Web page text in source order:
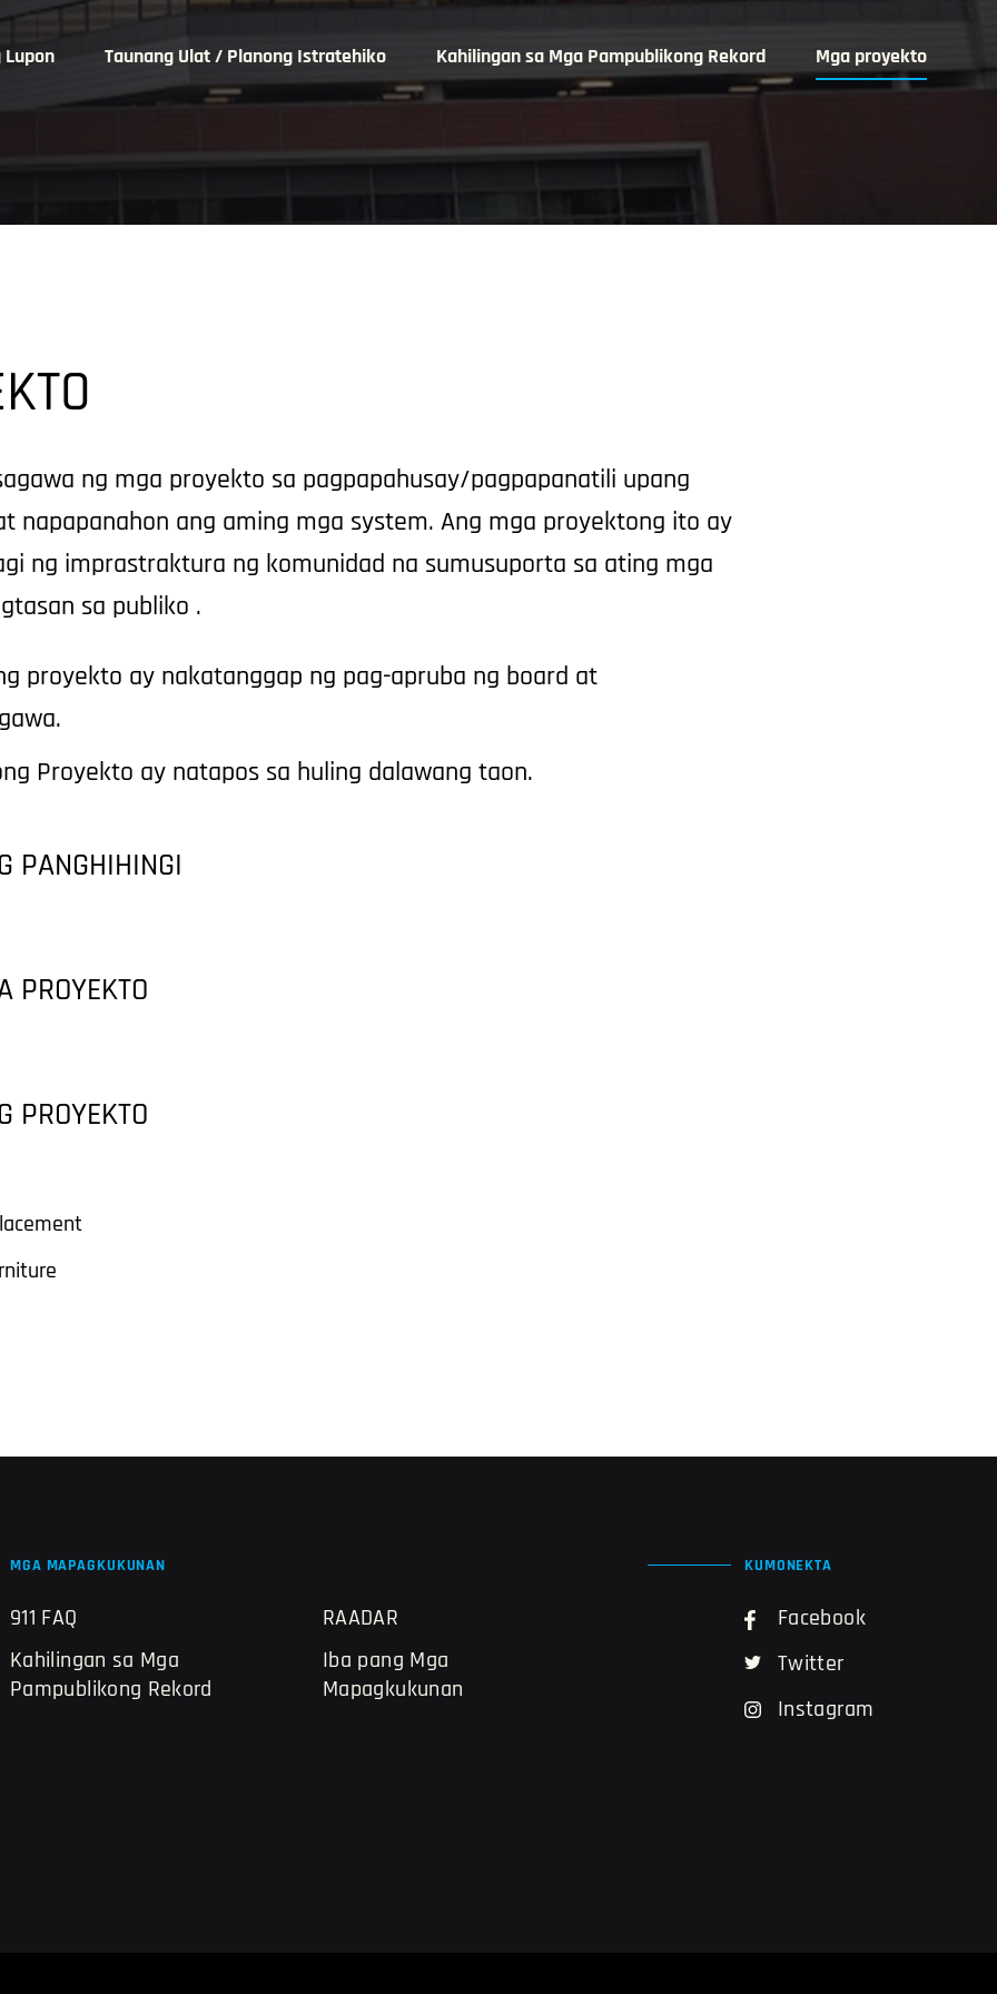
Lupon Taunang Ulat / Planong Istratehiko Kahilingan sa Mga Pampublikong Rekord Mga proyekto
ng mga proyekto sa pagpapahusay/pagpapanatili upang
napapanahon ang aming mga system. Ang mga proyektong ito ay
ng imprastraktura ng komunidad na sumusuporta sa ating mga
sa publiko .
proyekto ay nakatanggap ng pag-apruba ng board at
Proyekto ay natapos sa huling dalawang taon.
PANGHIHINGI
PROYEKTO
PROYEKTO
MGA MAPAGKUKUNAN
911 FAQ
Kahilingan sa Mga
Pampublikong Rekord
RAADAR
Iba pang Mga
Mapagkukunan
KUMONEKTA
Facebook
Twitter
Instagram